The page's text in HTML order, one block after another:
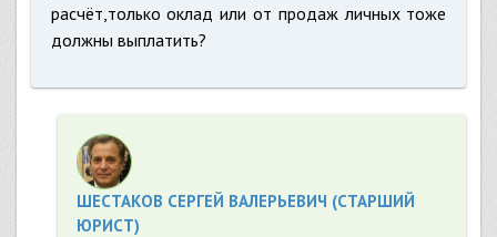
расчёт,только оклад или от продаж личных тоже
должны выплатить?
ШЕСТАКОВ СЕРГЕЙ ВАЛЕРЬЕВИЧ (СТАРШИЙ
ЮРИСТ)